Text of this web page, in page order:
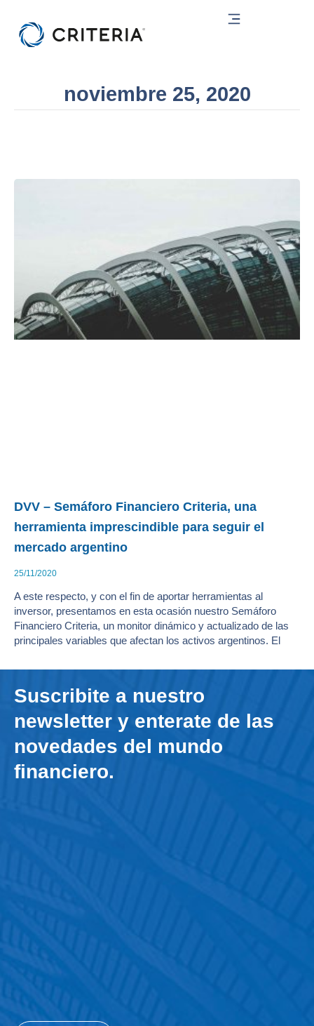
contenido
noviembre 25, 2020
DVV – Semáforo Financiero Criteria, una
herramienta imprescindible para seguir el
mercado argentino
25/11/2020
A este respecto, y con el fin de aportar herramientas al
inversor, presentamos en esta ocasión nuestro Semáforo
Financiero Criteria, un monitor dinámico y actualizado de las
principales variables que afectan los activos argentinos. El
Suscribite a nuestro
newsletter y enterate de las
novedades del mundo
financiero.